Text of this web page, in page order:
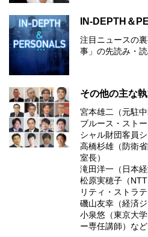
IN-DEPTH＆
注目ニュースの
事」の先読み・
その他の主な
宮本雄二（元駐中
ブルース・スト
シャル財団客員シ
高橋杉雄（防衛
室長）
滝田洋一（日本
松原実穂子（
リティ・ストラテ
磯山友幸（経済ジ
小泉悠（東京大
ー専任講師）など